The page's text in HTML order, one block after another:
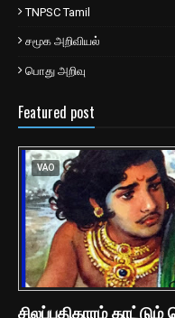
TNPSC Tamil
சமூக அறிவியல்
பொது அறிவு
Featured post
VAO
சிலப்பதிகாரம்